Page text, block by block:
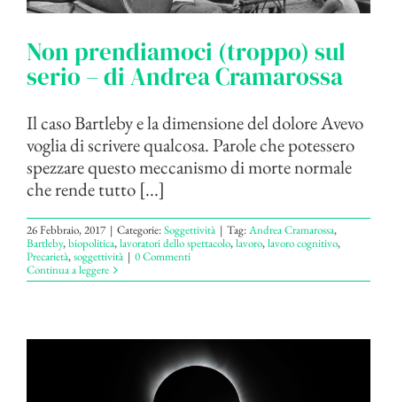
Non prendiamoci (troppo) sul
serio – di Andrea Cramarossa
Il caso Bartleby e la dimensione del dolore Avevo
voglia di scrivere qualcosa. Parole che potessero
spezzare questo meccanismo di morte normale
che rende tutto [...]
26 Febbraio, 2017 | Categorie:Soggettività | Tag:Andrea Cramarossa,
Bartleby,biopolitica,lavoratori dello spettacolo,lavoro,lavoro cognitivo,
Precarietà,soggettività | 0 Commenti
Continua a leggere